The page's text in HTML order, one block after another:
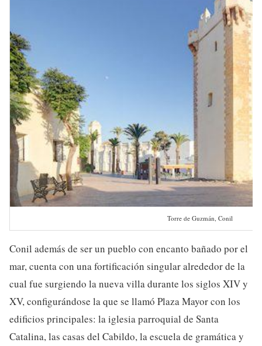
Torre de Guzmán, Conil
Conil además de ser un pueblo con encanto bañado por el
mar, cuenta con una fortificación singular alrededor de la
cual fue surgiendo la nueva villa durante los siglos XIV y
XV, configurándose la que se llamó Plaza Mayor con los
edificios principales: la iglesia parroquial de Santa
Catalina, las casas del Cabildo, la escuela de gramática y